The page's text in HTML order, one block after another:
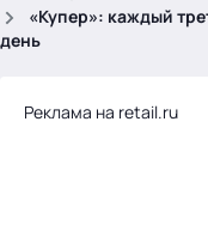
«Купер»: каждый
день
Реклама на retail.ru